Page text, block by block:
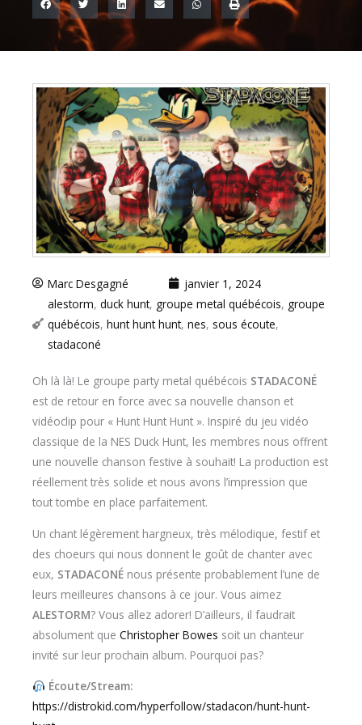
Marc Desgagné
janvier 1, 2024
alestorm, duck hunt, groupe metal québécois, groupe
québécois, hunt hunt hunt, nes, sous écoute,
stadaconé
Oh là là! Le groupe party metal québécois STADACONÉ
est de retour en force avec sa nouvelle chanson et
vidéoclip pour « Hunt Hunt Hunt ». Inspiré du jeu vidéo
classique de la NES Duck Hunt, les membres nous offrent
une nouvelle chanson festive à souhait! La production est
réellement très solide et nous avons l’impression que
tout tombe en place parfaitement.
Un chant légèrement hargneux, très mélodique, festif et
des choeurs qui nous donnent le goût de chanter avec
eux, STADACONÉ nous présente probablement l’une de
leurs meilleures chansons à ce jour. Vous aimez
ALESTORM? Vous allez adorer! D’ailleurs, il faudrait
absolument que Christopher Bowes soit un chanteur
invité sur leur prochain album. Pourquoi pas?
Écoute/Stream:
https://distrokid.com/hyperfollow/stadacon/hunt-hunt-